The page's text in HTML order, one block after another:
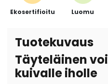
Ekosertifioitu Luomu
Tuotekuvaus
Täyteläinen
kuivalle iholle